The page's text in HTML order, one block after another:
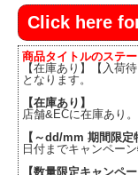
Click here
商品タイトルのステ
【在庫あり】【入荷
となります。
【在庫あり】
店舗&ECに在庫あり。
【～dd/mm 期間限定
日付までキャンペー
【数量限定キャンペー